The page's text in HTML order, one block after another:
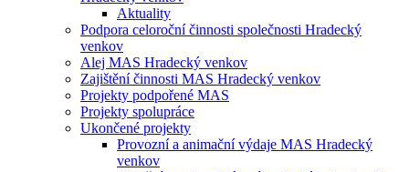
Aktuality
Podpora celoroční činnosti společnosti Hradecký
venkov
Alej MAS Hradecký venkov
Zajištění činnosti MAS Hradecký venkov
Projekty podpořené MAS
Projekty spolupráce
Ukončené projekty
Provozní a animační výdaje MAS Hradecký
venkov